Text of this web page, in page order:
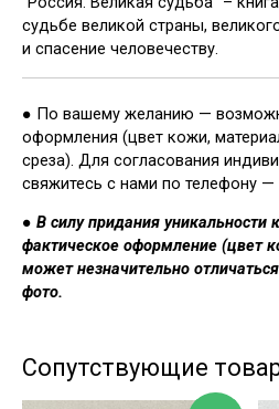
судьбе великой страны,
и спасение человечеству.
● По вашему желанию —
оформления (цвет кожи,
среза). Для согласования
свяжитесь с нами по телефону —
● В силу придания
фактическое оформление (цвет
может незначительно
фото.
Сопутствующие